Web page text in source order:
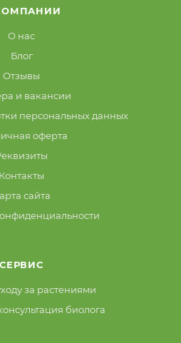
О нас
Блог
Отзывы
и вакансии
персональных данных
оферта
Контакты
сайта
СЕРВИС
за растениями
биолога